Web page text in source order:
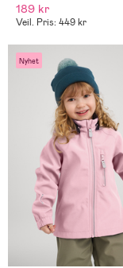
189 kr
Veil. Pris: 449 kr
Nyhet